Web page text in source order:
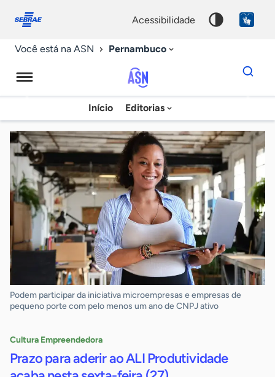
conosco
acessibilidade
Você está na ASN Pernambuco
Agência
Sebrae
de
Notícias
Início Editorias
Dados
para
chave
Podem participar da iniciativa microempresas e empresas de
pequeno porte com pelo menos um ano de CNPJ ativo
Cultura Empreendedora
Prazo para aderir ao ALI Produtividade